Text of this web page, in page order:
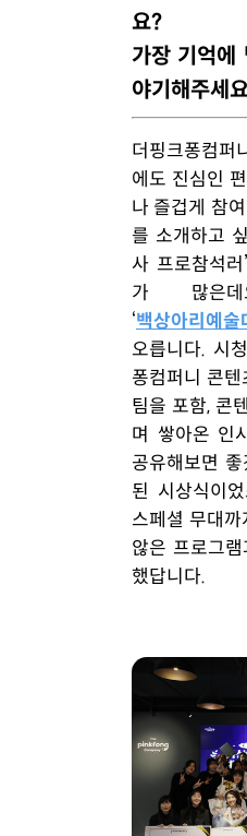
요?
가장 기억에
야기해주세
더핑크퐁컴퍼
에도 진심인
나 즐겁게 참
를 소개하고
사 프로참석
가 많은
‘백상아리예술
오릅니다. 시
퐁컴퍼니 콘텐
팀을 포함, 콘
며 쌓아온 인
공유해보면
된 시상식이
스페셜 무대까
않은 프로그
했답니다.